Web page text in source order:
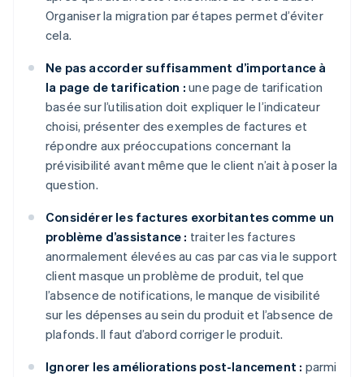
Organiser la migration par étapes permet d’éviter
cela.
Ne pas accorder suffisamment d’importance à
la page de tarification : une page de tarification
basée sur l’utilisation doit expliquer le l’indicateur
choisi, présenter des exemples de factures et
répondre aux préoccupations concernant la
prévisibilité avant même que le client n’ait à poser la
question.
Considérer les factures exorbitantes comme un
problème d’assistance : traiter les factures
anormalement élevées au cas par cas via le support
client masque un problème de produit, tel que
l’absence de notifications, le manque de visibilité
sur les dépenses au sein du produit et l’absence de
plafonds. Il faut d’abord corriger le produit.
Ignorer les améliorations post-lancement : parmi